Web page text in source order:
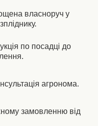
власноруч у
по посадці до
агронома.
замовленню від